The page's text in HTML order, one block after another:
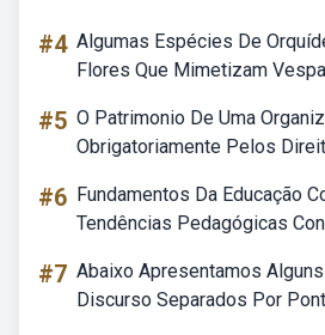
#4 Algumas Espécies De
Flores Que Mimetizam
#5 O Patrimonio De Uma
Obrigatoriamente Pelos
#6 Fundamentos Da Educação
Tendências Pedagógicas
#7 Abaixo Apresentamos
Discurso Separados Por